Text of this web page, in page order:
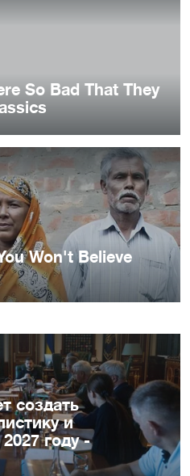
создать
и
году -